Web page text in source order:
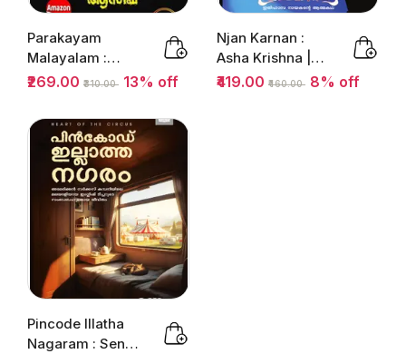
Parakayam
Malayalam :
പരകായം |
Book, Dark...
₹269.00 ₹310.00 13% off
Njan Karnan :
Asha Krishna |
ഞാന്‍ കര്‍ണന്‍ |
₹419.00 ₹460.00 8% off
Pincode Illatha
Nagaram : Senny